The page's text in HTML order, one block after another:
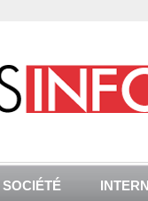
SOCIÉTÉ